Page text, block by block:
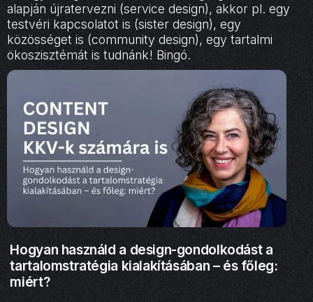
alapján újratervezni (service design), akkor pl. egy
testvéri kapcsolatot is (sister design), egy
közösséget is (community design), egy tartalmi
ökoszisztémát is tudnánk! Bingó.
Hogyan használd a design-gondolkodást a
tartalomstratégia kialakításában – és főleg:
miért?